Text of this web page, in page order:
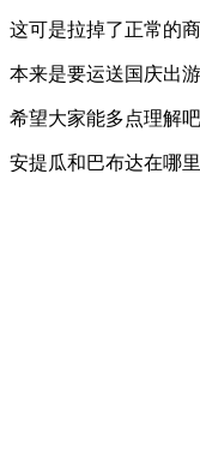
这可是拉掉了正常的商
本来是要运送国庆出游
希望大家能多点理解吧
安提瓜和巴布达在哪